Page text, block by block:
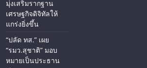
มุ่งเสริมรากฐาน
เศรษฐกิจดิจิทัลให้
แกร่งยิ่งขึ้น
“ปลัด ทส.” เผย
“รมว.สุชาติ” มอบ
หมายเป็นประธาน